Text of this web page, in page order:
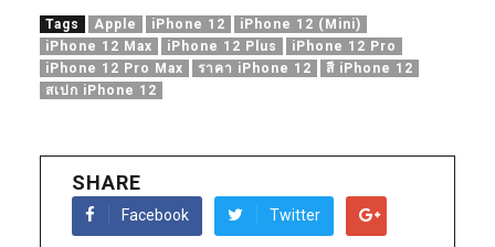
Tags Apple iPhone 12
iPhone 12 (Mini)
iPhone 12 Max
iPhone 12 Plus
iPhone 12 Pro
iPhone 12 Pro Max
ราคา iPhone 12
สี iPhone 12
สเปก iPhone 12
SHARE
Facebook Twitter